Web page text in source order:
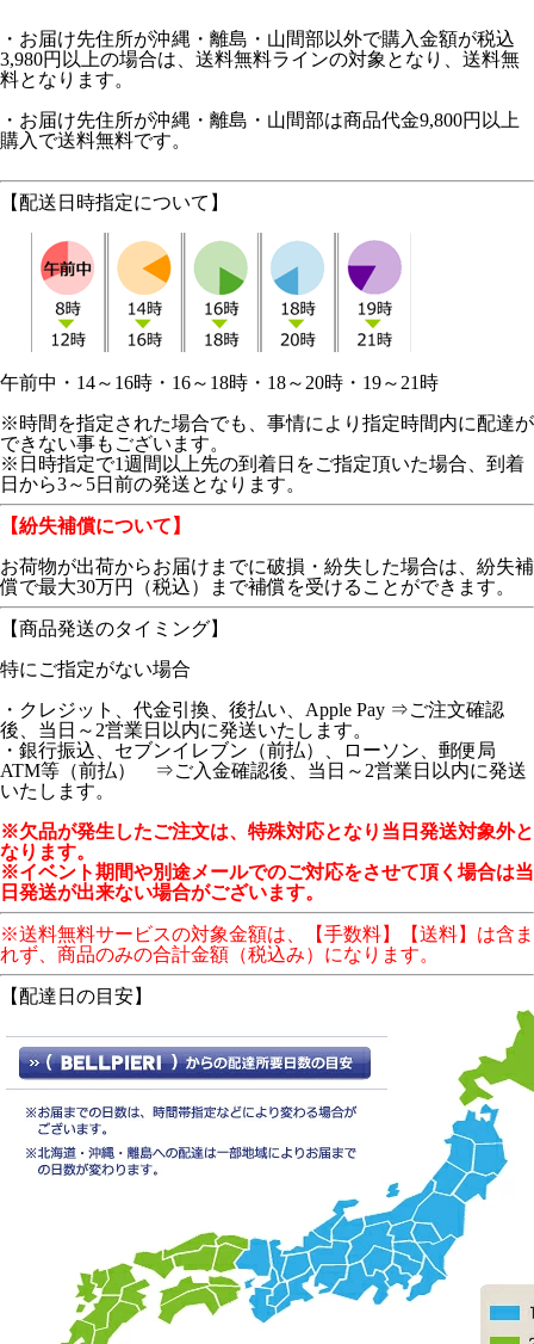
・お届け先住所が沖縄・離島・山間部以外で購入金額が税込
3,980円以上の場合は、送料無料ラインの対象となり、送料無
料となります。
・お届け先住所が沖縄・離島・山間部は商品代金9,800円以上
購入で送料無料です。
【配送日時指定について】
午前中・14～16時・16～18時・18～20時・19～21時
※時間を指定された場合でも、事情により指定時間内に配達が
できない事もございます。
※日時指定で1週間以上先の到着日をご指定頂いた場合、到着
日から3～5日前の発送となります。
【紛失補償について】
お荷物が出荷からお届けまでに破損・紛失した場合は、紛失補
償で最大30万円（税込）まで補償を受けることができます。
【商品発送のタイミング】
特にご指定がない場合
・クレジット、代金引換、後払い、Apple Pay ⇒ご注文確認
後、当日～2営業日以内に発送いたします。
・銀行振込、セブンイレブン（前払）、ローソン、郵便局
ATM等（前払） ⇒ご入金確認後、当日～2営業日以内に発送
いたします。
※欠品が発生したご注文は、特殊対応となり当日発送対象外と
なります。
※イベント期間や別途メールでのご対応をさせて頂く場合は当
日発送が出来ない場合がございます。
※送料無料サービスの対象金額は、【手数料】【送料】は含ま
れず、商品のみの合計金額（税込み）になります。
【配達日の目安】